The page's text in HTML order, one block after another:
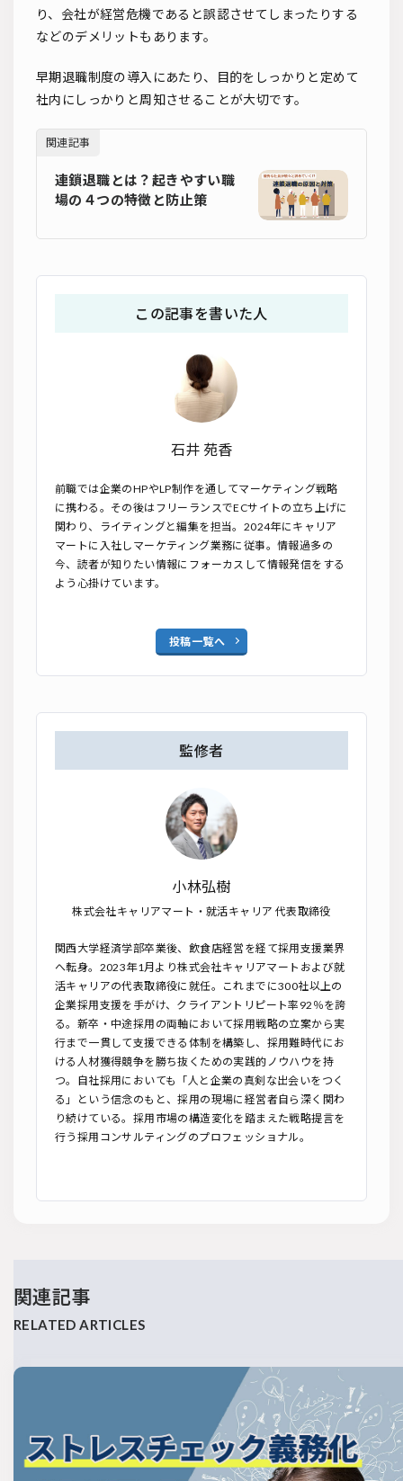
り、会社が経営危機であると誤認させてしまったりする
などのデメリットもあります。
早期退職制度の導入にあたり、目的をしっかりと定めて
社内にしっかりと周知させることが大切です。
関連記事
連鎖退職とは？起きやすい職
場の４つの特徴と防止策
この記事を書いた人
石井 苑香
前職では企業のHPやLP制作を通してマーケティング戦略
に携わる。その後はフリーランスでECサイトの立ち上げに
関わり、ライティングと編集を担当。2024年にキャリア
マートに入社しマーケティング業務に従事。情報過多の
今、読者が知りたい情報にフォーカスして情報発信をする
よう心掛けています。
投稿一覧へ
監修者
小林弘樹
株式会社キャリアマート・就活キャリア 代表取締役
関西大学経済学部卒業後、飲食店経営を経て採用支援業界
へ転身。2023年1月より株式会社キャリアマートおよび就
活キャリアの代表取締役に就任。これまでに300社以上の
企業採用支援を手がけ、クライアントリピート率92％を誇
る。新卒・中途採用の両軸において採用戦略の立案から実
行まで一貫して支援できる体制を構築し、採用難時代にお
ける人材獲得競争を勝ち抜くための実践的ノウハウを持
つ。自社採用においても「人と企業の真剣な出会いをつく
る」という信念のもと、採用の現場に経営者自ら深く関わ
り続けている。採用市場の構造変化を踏まえた戦略提言を
行う採用コンサルティングのプロフェッショナル。
関連記事